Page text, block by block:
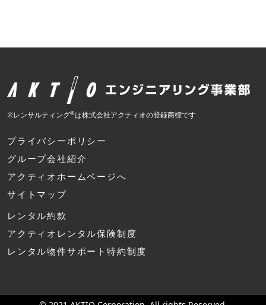
※レンサルティング®は株式会社アクティオの登録商標です
プライバシーポリシー
グループ会社紹介
アクティオホームページへ
サイトマップ
レンタル約款
アクティオレンタル保険制度
レンタル物件サポート特約制度